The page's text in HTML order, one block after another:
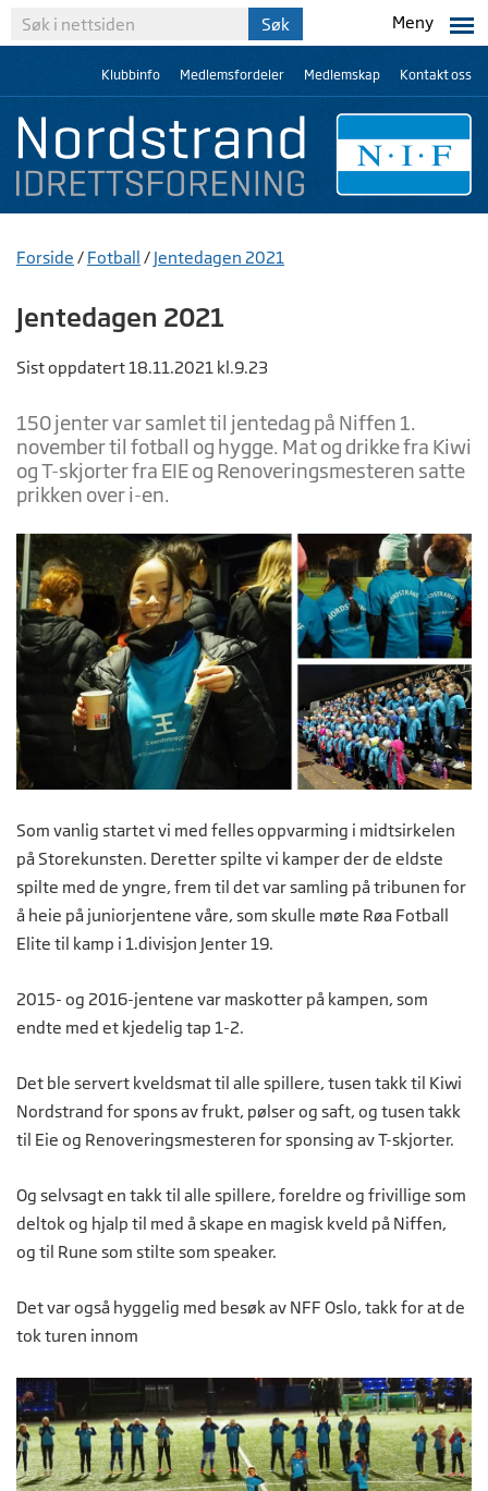
Meny
Klubbinfo Medlemsfordeler Medlemskap Kontakt oss
Forside / Fotball / Jentedagen 2021
Jentedagen 2021
Sist oppdatert 18.11.2021 kl.9.23
150 jenter var samlet til jentedag på Niffen 1.
november til fotball og hygge. Mat og drikke fra Kiwi
og T-skjorter fra EIE og Renoveringsmesteren satte
prikken over i-en.
Som vanlig startet vi med felles oppvarming i midtsirkelen
på Storekunsten. Deretter spilte vi kamper der de eldste
spilte med de yngre, frem til det var samling på tribunen for
å heie på juniorjentene våre, som skulle møte Røa Fotball
Elite til kamp i 1.divisjon Jenter 19.
2015- og 2016-jentene var maskotter på kampen, som
endte med et kjedelig tap 1-2.
Det ble servert kveldsmat til alle spillere, tusen takk til Kiwi
Nordstrand for spons av frukt, pølser og saft, og tusen takk
til Eie og Renoveringsmesteren for sponsing av T-skjorter.
Og selvsagt en takk til alle spillere, foreldre og frivillige som
deltok og hjalp til med å skape en magisk kveld på Niffen,
og til Rune som stilte som speaker.
Det var også hyggelig med besøk av NFF Oslo, takk for at de
tok turen innom